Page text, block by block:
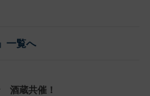
一覧へ
酒蔵共催！